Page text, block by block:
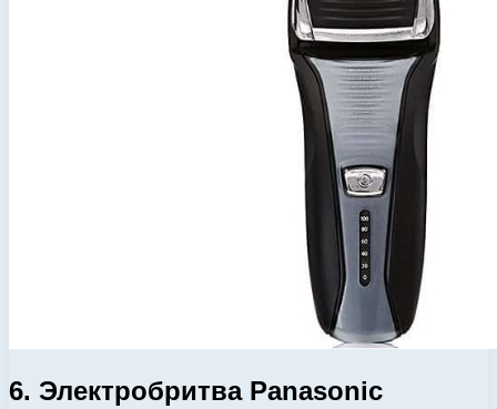
6. Электробритва Panasonic